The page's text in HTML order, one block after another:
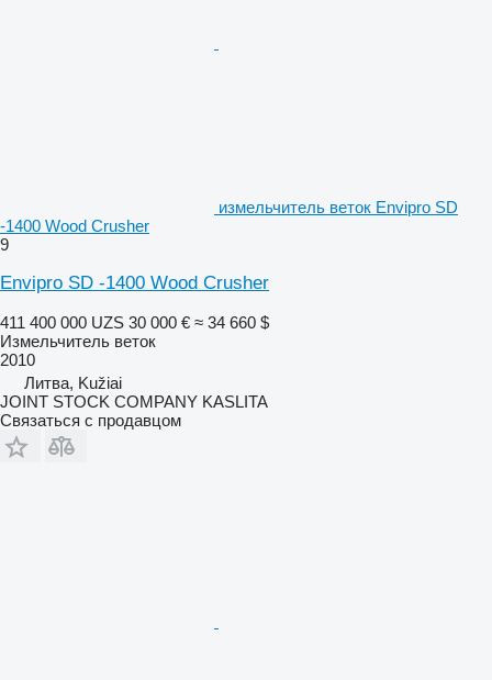
измельчитель веток Envipro SD
-1400 Wood Crusher
9
Envipro SD -1400 Wood Crusher
411 400 000 UZS 30 000 € ≈ 34 660 $
Измельчитель веток
2010
Литва, Kužiai
JOINT STOCK COMPANY KASLITA
Связаться с продавцом